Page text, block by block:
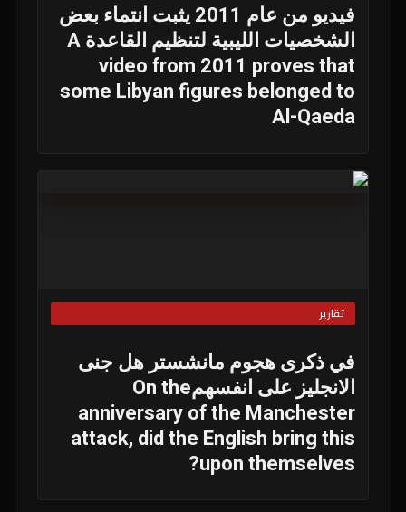
فيديو من عام 2011 يثبت انتماء بعض
الشخصيات الليبية لتنظيم القاعدة A
video from 2011 proves that
some Libyan figures belonged to
Al-Qaeda
تقارير
في ذكرى هجوم مانشستر هل جنى
الانجليز على انفسهمOn the
anniversary of the Manchester
attack, did the English bring this
upon themselves?